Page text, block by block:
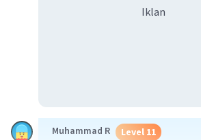
Iklan
Muhammad R Level 11